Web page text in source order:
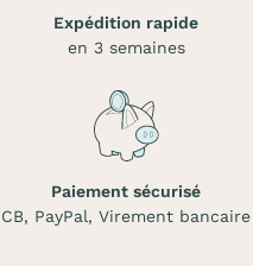
Expédition rapide
en 3 semaines
Paiement sécurisé
CB, PayPal, Virement bancaire